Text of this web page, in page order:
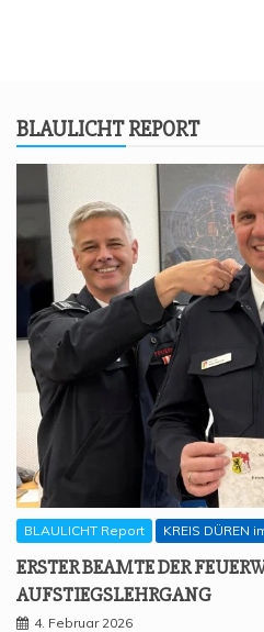
BLAU­LICHT REPORT
BLAULICHT Report KREIS DÜREN
ERS­TER BEAM­TE DER
AUFSTIEGSLEHRGANG
4. Februar 2026